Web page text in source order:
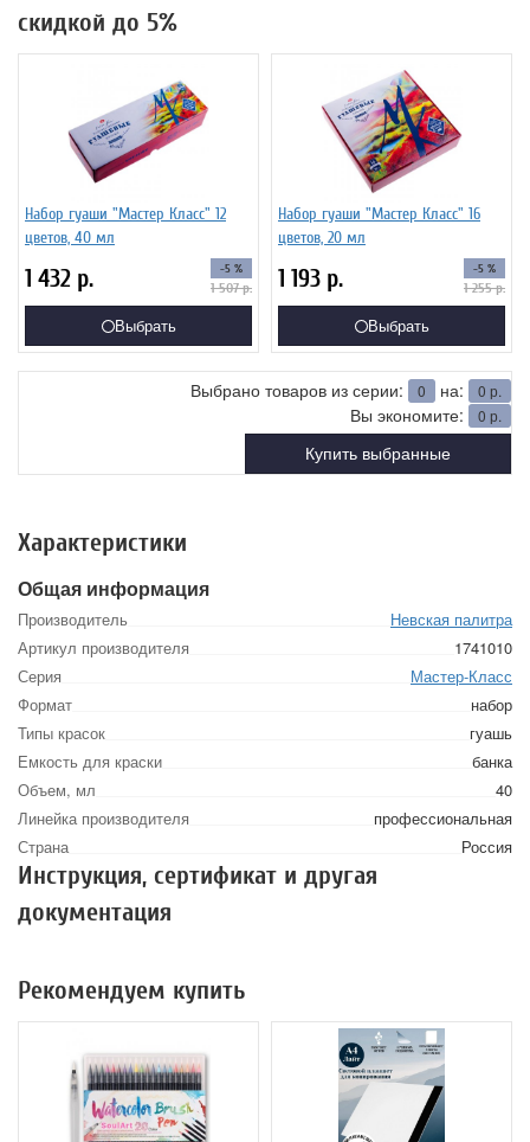
скидкой до 5%
Набор гуаши "Мастер Класс" 12
цветов, 40 мл
1 432 р. -5 %
1 507р.
Выбрать
Набор гуаши "Мастер Класс" 16
цветов, 20 мл
1 193 р. -5 %
1 255р.
Выбрать
Выбрано товаров из серии: 0 на: 0 р.
Вы экономите: 0 р.
Купить выбранные
Характеристики
Общая информация
Производитель
Невская палитра
Артикул производителя
1741010
Серия
Мастер-Класс
Формат
набор
Типы красок
гуашь
Емкость для краски
банка
Объем, мл
40
Линейка производителя
профессиональная
Страна
Россия
Инструкция, сертификат и другая
документация
Рекомендуем купить